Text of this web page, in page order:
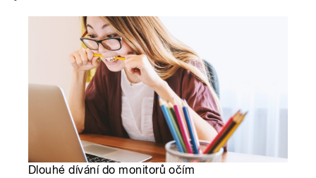
Dlouhé dívání do monitorů očím